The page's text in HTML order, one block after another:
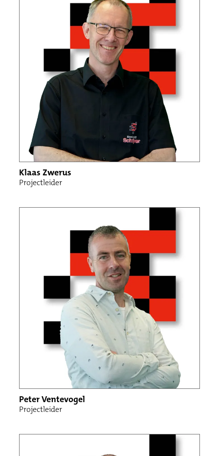
Klaas Zwerus
Projectleider
Peter Ventevogel
Projectleider